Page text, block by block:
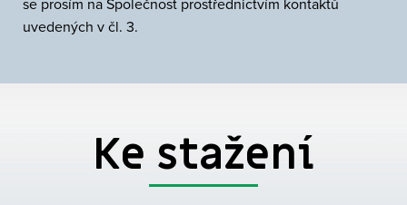
uvedených v čl. 3.
Ke stažení